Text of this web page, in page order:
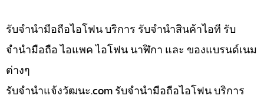
รับจำนำมือถือไอโฟน บริการ รับจำนำสินค้าไอที รับ
จำนำมือถือ ไอแพค ไอโฟน นาฬิกา และ ของแบรนด์เนม
ต่างๆ
รับจํานําแจ้งวัฒนะ.com รับจำนำมือถือไอโฟน บริการ